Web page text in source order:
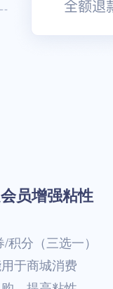
员增强粘性
分（三选一）
于商城消费